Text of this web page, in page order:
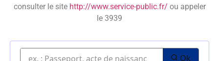
consulter le site http://www.service-public.fr/ ou appeler
le 3939
Ok